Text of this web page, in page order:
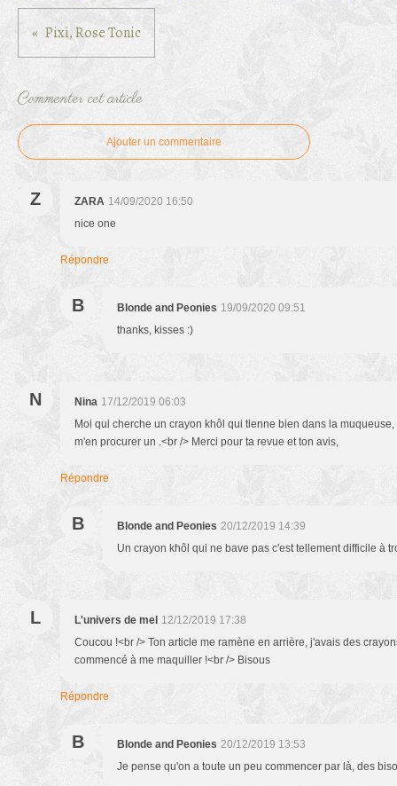
Pixi, Rose Tonic
Commenter cet article
Ajouter un commentaire
Z ZARA 14/09/2020 16:50
nice one
Répondre
B Blonde and Peonies 19/09/2020 09:51
thanks, kisses :)
N Nina 17/12/2019 06:03
Moi qui cherche un crayon khôl qui tienne bien dans la
m'en procurer un .<br /> Merci pour ta revue et ton avis,
Répondre
B Blonde and Peonies 20/12/2019 14:39
Un crayon khôl qui ne bave pas c'est tellement difficile à
L L'univers de mel 12/12/2019 17:38
Coucou !<br /> Ton article me ramène en arrière, j'avais des
commencé à me maquiller !<br /> Bisous
Répondre
B Blonde and Peonies 20/12/2019 13:53
Je pense qu'on a toute un peu commencer par là, des